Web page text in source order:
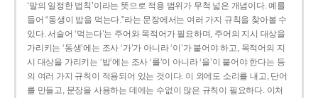
‘말의 일정한 법칙’이라는 뜻으로 적용 범위가 무척 넓은 개념이다. 예를
들어 “동생이 밥을 먹는다.”라는 문장에서는 여러 가지 규칙을 찾아볼 수
있다. 서술어 ‘먹는다’는 주어와 목적어가 필요하며, 주어의 지시 대상을
가리키는 ‘동생’에는 조사 ‘가’가 아니라 ‘이’가 붙어야 하고, 목적어의 지
시 대상을 가리키는 ‘밥’에는 조사 ‘를’이 아니라 ‘을’이 붙어야 한다는 등
의 여러 가지 규칙이 적용되어 있는 것이다. 이 외에도 소리를 내고, 단어
를 만들고, 문장을 사용하는 데에는 수없이 많은 규칙이 필요하다. 이처